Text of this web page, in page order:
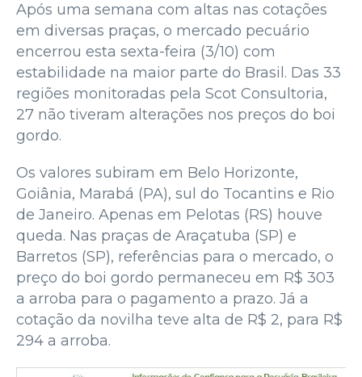
Após uma semana com altas nas cotações
em diversas praças, o mercado pecuário
encerrou esta sexta-feira (3/10) com
estabilidade na maior parte do Brasil. Das 33
regiões monitoradas pela Scot Consultoria,
27 não tiveram alterações nos preços do boi
gordo.
Os valores subiram em Belo Horizonte,
Goiânia, Marabá (PA), sul do Tocantins e Rio
de Janeiro. Apenas em Pelotas (RS) houve
queda. Nas praças de Araçatuba (SP) e
Barretos (SP), referências para o mercado, o
preço do boi gordo permaneceu em R$ 303
a arroba para o pagamento a prazo. Já a
cotação da novilha teve alta de R$ 2, para R$
294 a arroba.